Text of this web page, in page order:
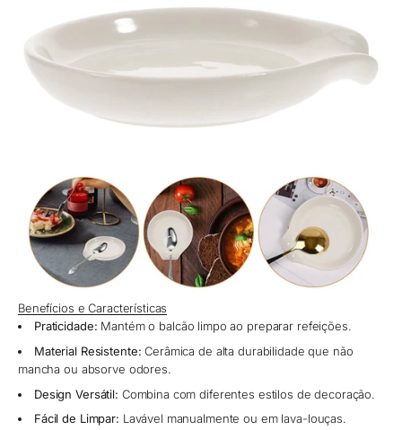
Benefícios e Características
Praticidade: Mantém o balcão limpo ao preparar refeições.
Material Resistente: Cerâmica de alta durabilidade que não
mancha ou absorve odores.
Design Versátil: Combina com diferentes estilos de decoração.
Fácil de Limpar: Lavável manualmente ou em lava-louças.